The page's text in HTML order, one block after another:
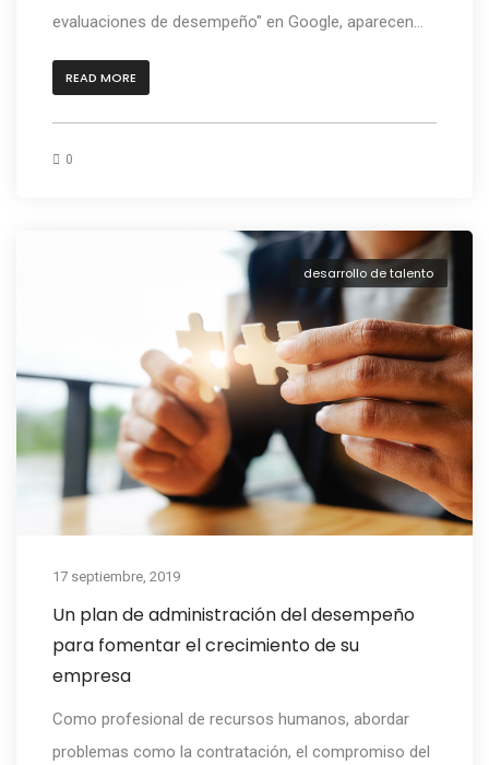
evaluaciones de desempeño" en Google, aparecen...
READ MORE
0
desarrollo de talento
17 septiembre, 2019
Un plan de administración del desempeño
para fomentar el crecimiento de su
empresa
Como profesional de recursos humanos, abordar
problemas como la contratación, el compromiso del